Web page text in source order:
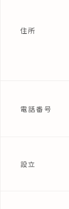
住所
電話番号
設立